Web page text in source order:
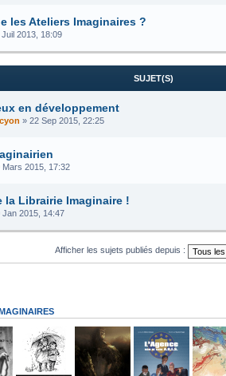
les Ateliers Imaginaires ?
Juil 2013, 18:09
SUJET(S)
en développement
» 22 Sep 2015, 22:25
Mars 2015, 17:32
la Librairie Imaginaire !
Jan 2015, 14:47
Afficher les sujets publiés depuis :